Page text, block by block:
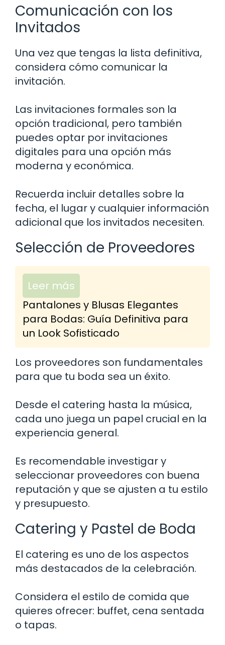
Comunicación con los
Invitados
Una vez que tengas la lista definitiva,
considera cómo comunicar la
invitación.
Las invitaciones formales son la
opción tradicional, pero también
puedes optar por invitaciones
digitales para una opción más
moderna y económica.
Recuerda incluir detalles sobre la
fecha, el lugar y cualquier información
adicional que los invitados necesiten.
Selección de Proveedores
Leer más
Pantalones y Blusas Elegantes
para Bodas: Guía Definitiva para
un Look Sofisticado
Los proveedores son fundamentales
para que tu boda sea un éxito.
Desde el catering hasta la música,
cada uno juega un papel crucial en la
experiencia general.
Es recomendable investigar y
seleccionar proveedores con buena
reputación y que se ajusten a tu estilo
y presupuesto.
Catering y Pastel de Boda
El catering es uno de los aspectos
más destacados de la celebración.
Considera el estilo de comida que
quieres ofrecer: buffet, cena sentada
o tapas.